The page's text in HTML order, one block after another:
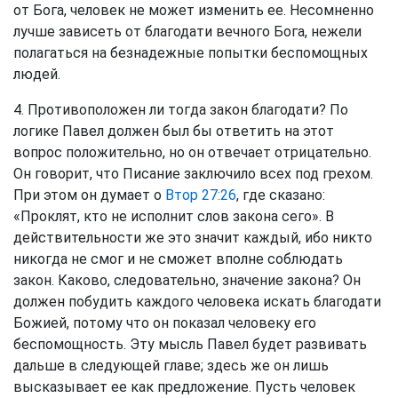
от Бога, человек не может изменить ее. Несомненно
лучше зависеть от благодати вечного Бога, нежели
полагаться на безнадежные попытки беспомощных
людей.
4. Противоположен ли тогда закон благодати? По
логике Павел должен был бы ответить на этот
вопрос положительно, но он отвечает отрицательно.
Он говорит, что Писание заключило всех под грехом.
При этом он думает о Втор 27:26, где сказано:
«Проклят, кто не исполнит слов закона сего». В
действительности же это значит каждый, ибо никто
никогда не смог и не сможет вполне соблюдать
закон. Каково, следовательно, значение закона? Он
должен побудить каждого человека искать благодати
Божией, потому что он показал человеку его
беспомощность. Эту мысль Павел будет развивать
дальше в следующей главе; здесь же он лишь
высказывает ее как предложение. Пусть человек